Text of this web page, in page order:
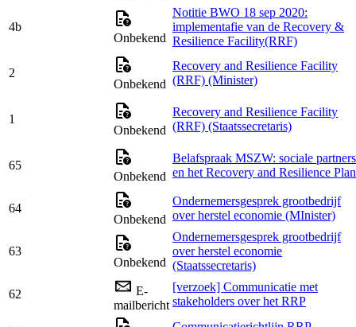
4b
Onbekend
Notitie BWO 18 sep 2020:
implementafie van de Recovery &
Resilience Facility(RRF)
2
Onbekend
Recovery and Resilience Facility
(RRF) (Minister)
1
Onbekend
Recovery and Resilience Facility
(RRF) (Staatssecretaris)
65
Onbekend
Belafspraak MSZW: sociale partners
en het Recovery and Resilience Plan
64
Onbekend
Ondernemersgesprek grootbedrijf
over herstel economie (MInister)
63
Onbekend
Ondernemersgesprek grootbedrijf
over herstel economie
(Staatssecretaris)
62
E-
mailbericht
[verzoek] Communicatie met
stakeholders over het RRP